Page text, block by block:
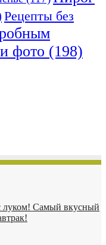
Рецепты без
фото (198)
луком! Самый вкусный